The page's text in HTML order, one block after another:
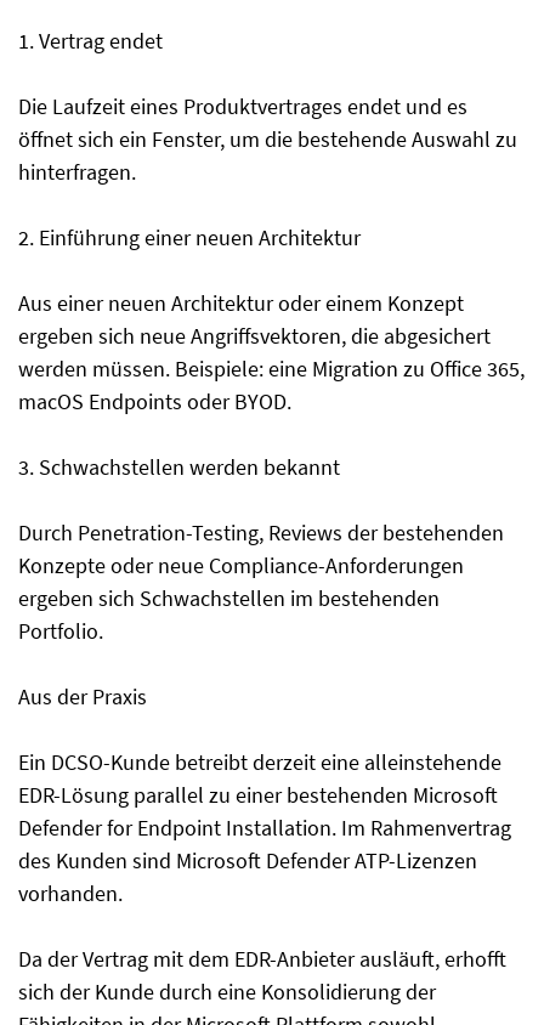
1. Vertrag endet
Die Laufzeit eines Produktvertrages endet und es
öffnet sich ein Fenster, um die bestehende Auswahl zu
hinterfragen.
2. Einführung einer neuen Architektur
Aus einer neuen Architektur oder einem Konzept
ergeben sich neue Angriffsvektoren, die abgesichert
werden müssen. Beispiele: eine Migration zu Office 365,
macOS Endpoints oder BYOD.
3. Schwachstellen werden bekannt
Durch Penetration-Testing, Reviews der bestehenden
Konzepte oder neue Compliance-Anforderungen
ergeben sich Schwachstellen im bestehenden
Portfolio.
Aus der Praxis
Ein DCSO-Kunde betreibt derzeit eine alleinstehende
EDR-Lösung parallel zu einer bestehenden Microsoft
Defender for Endpoint Installation. Im Rahmenvertrag
des Kunden sind Microsoft Defender ATP-Lizenzen
vorhanden.
Da der Vertrag mit dem EDR-Anbieter ausläuft, erhofft
sich der Kunde durch eine Konsolidierung der